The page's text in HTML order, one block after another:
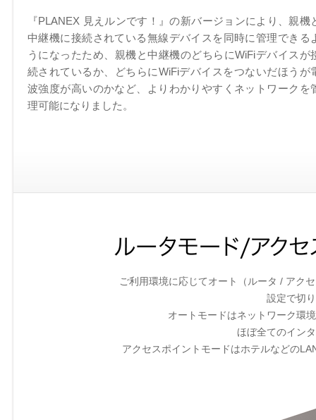
『PLANEX 見えルンです！』の新バージョンにより、親機
中継機に接続されている無線デバイスを同時に管理できる
うになったため、親機と中継機のどちらにWiFiデバイスが
続されているか、どちらにWiFiデバイスをつないだほうが
波強度が高いのかなど、よりわかりやすくネットワークを
理可能になりました。
ご利用環境に応じてオート（ルータ / アク
設定で切
オートモードはネットワーク環
ほぼ全てのイン
アクセスポイントモードはホテルなどの